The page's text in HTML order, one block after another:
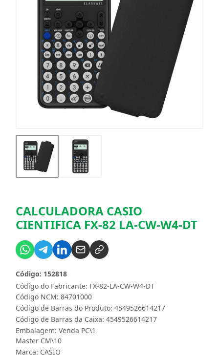
CALCULADORA CASIO
CIENTIFICA FX-82 LA-CW-W4-DT
Código do Fabricante: FX-82-LA-CW-W4-DT
Código: 152818
Código NCM: 84701000
Código de Barras do Produto: 4549526614217
Código de Barras da Caixa: 4549526614217
Embalagem: Venda PC\1
Master CM\10
Marca: CASIO